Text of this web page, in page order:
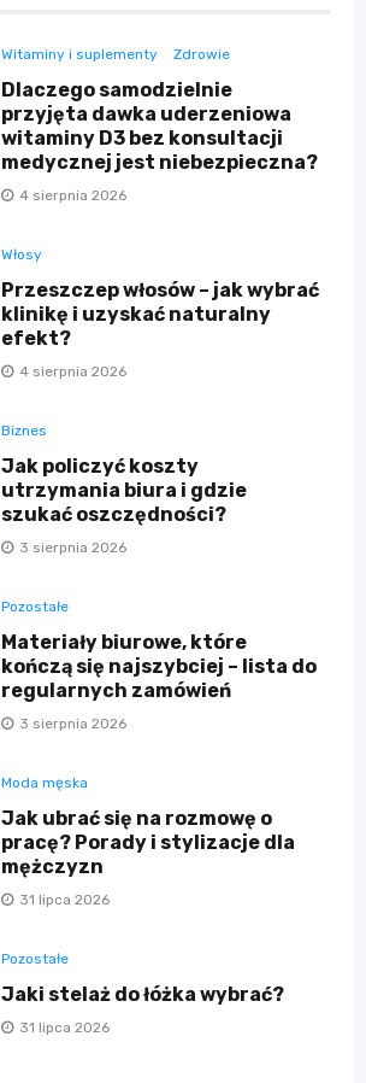
Witaminy i suplementy Zdrowie
Dlaczego samodzielnie
przyjęta dawka uderzeniowa
witaminy D3 bez konsultacji
medycznej jest niebezpieczna?
4 sierpnia 2026
Włosy
Przeszczep włosów – jak wybrać
klinikę i uzyskać naturalny
efekt?
4 sierpnia 2026
Biznes
Jak policzyć koszty
utrzymania biura i gdzie
szukać oszczędności?
3 sierpnia 2026
Pozostałe
Materiały biurowe, które
kończą się najszybciej – lista do
regularnych zamówień
3 sierpnia 2026
Moda męska
Jak ubrać się na rozmowę o
pracę? Porady i stylizacje dla
mężczyzn
31 lipca 2026
Pozostałe
Jaki stelaż do łóżka wybrać?
31 lipca 2026